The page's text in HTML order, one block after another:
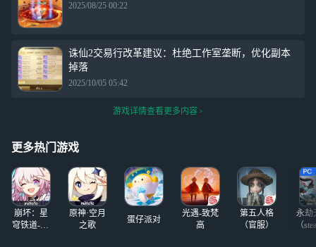
2025/08/25 00:22
诛仙2交易行改革建议：杜绝工作室垄断，优化副本
掉落
2025/10/05 05:42
游戏详情查看更多内容
更多热门游戏
崩坏：星
穹铁道-4.4
原神·空月
之歌
蛋仔派对
光遇-致梵
高
第五人格
（官服）
永劫
（